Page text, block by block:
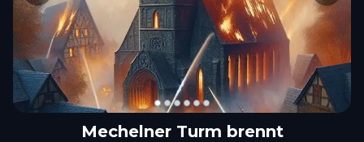
Mechelner Turm brennt